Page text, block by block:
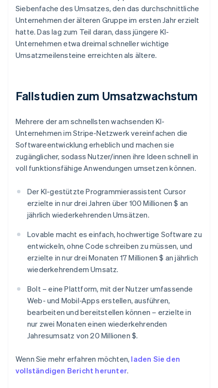
Siebenfache des Umsatzes, den das durchschnittliche
Unternehmen der älteren Gruppe im ersten Jahr erzielt
hatte. Das lag zum Teil daran, dass jüngere KI-
Unternehmen etwa dreimal schneller wichtige
Umsatzmeilensteine erreichten als ältere.
Fallstudien zum Umsatzwachstum
Mehrere der am schnellsten wachsenden KI-
Unternehmen im Stripe-Netzwerk vereinfachen die
Softwareentwicklung erheblich und machen sie
zugänglicher, sodass Nutzer/innen ihre Ideen schnell in
voll funktionsfähige Anwendungen umsetzen können.
Der KI-gestützte Programmierassistent Cursor
erzielte in nur drei Jahren über 100 Millionen $ an
jährlich wiederkehrenden Umsätzen.
Lovable macht es einfach, hochwertige Software zu
entwickeln, ohne Code schreiben zu müssen, und
erzielte in nur drei Monaten 17 Millionen $ an jährlich
wiederkehrendem Umsatz.
Bolt – eine Plattform, mit der Nutzer umfassende
Web- und Mobil-Apps erstellen, ausführen,
bearbeiten und bereitstellen können – erzielte in
nur zwei Monaten einen wiederkehrenden
Jahresumsatz von 20 Millionen $.
Wenn Sie mehr erfahren möchten, laden Sie den
vollständigen Bericht herunter.
Australien
English
Belgien
Bulgarien
English
English
Deutschland
Estland
English
Festlandchina
Finnland
Svenska
Frankreich
FrançaisEnglish
English
Griechenland
English
Indien
Irland
English
Italien
Japan
日本語English
EnglishFrançais
Kroatien
Italiano